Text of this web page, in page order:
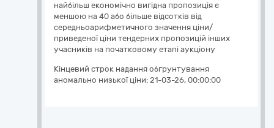
найбільш економічно вигідна пропозиція є
меншою на 40 або більше відсотків від
середньоарифметичного значення ціни/
приведеної ціни тендерних пропозицій інших
учасників на початковому етапі аукціону
Кінцевий строк надання обгрунтування
аномально низької ціни: 21-03-26, 00:00:00